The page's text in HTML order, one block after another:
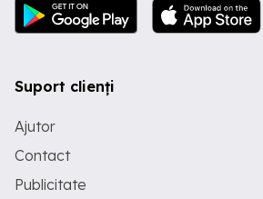
Suport clienți
Ajutor
Contact
Publicitate